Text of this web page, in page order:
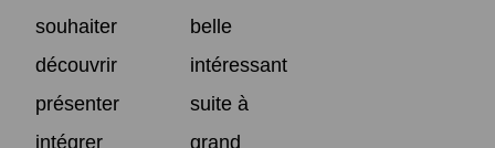
souhaiter
belle
découvrir
intéressant
présenter
suite à
intégrer
grand